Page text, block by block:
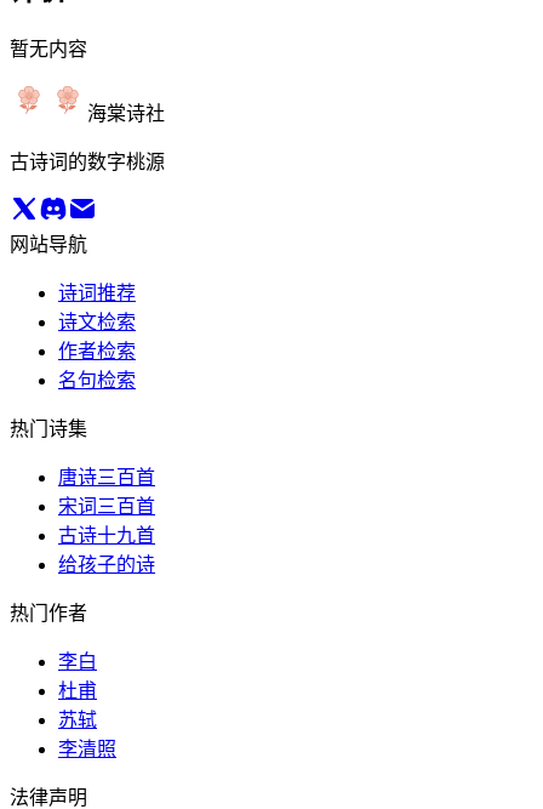
暂无内容
海棠诗社
古诗词的数字桃源
网站导航
诗词推荐
诗文检索
作者检索
名句检索
热门诗集
唐诗三百首
宋词三百首
古诗十九首
给孩子的诗
热门作者
李白
杜甫
苏轼
李清照
法律声明